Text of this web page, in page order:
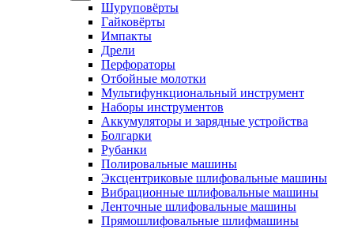
Шуруповёрты
Гайковёрты
Импакты
Дрели
Перфораторы
Отбойные молотки
Мультифункциональный инструмент
Наборы инструментов
Аккумуляторы и зарядные устройства
Болгарки
Рубанки
Полировальные машины
Эксцентриковые шлифовальные машины
Вибрационные шлифовальные машины
Ленточные шлифовальные машины
Прямошлифовальные шлифмашины